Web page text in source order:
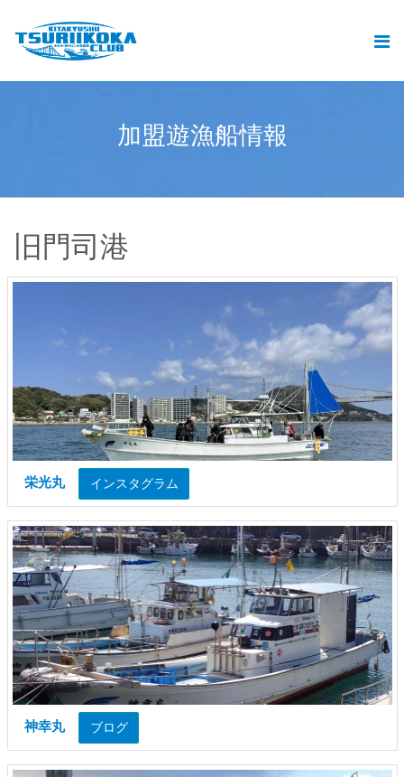
.
加盟遊漁船情報
旧門司港
栄光丸 インスタグラム
神幸丸 ブログ
加盟遊漁船情報
お問い合せ